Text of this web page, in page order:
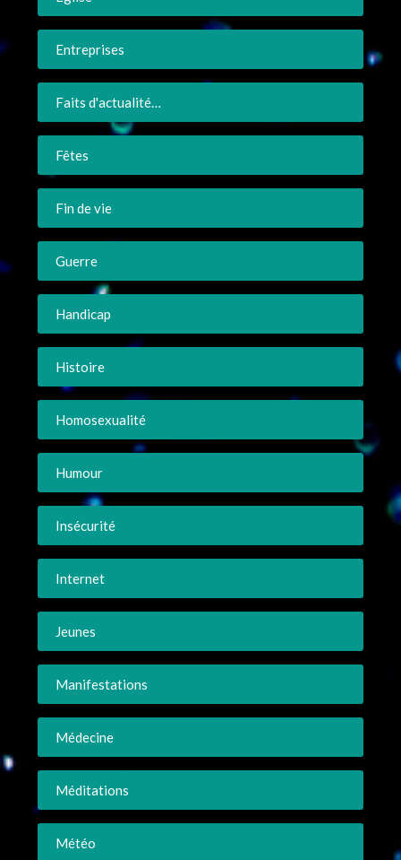
Entreprises
Faits d'actualité…
Fêtes
Fin de vie
Guerre
Handicap
Histoire
Homosexualité
Humour
Insécurité
Internet
Jeunes
Manifestations
Médecine
Méditations
Météo